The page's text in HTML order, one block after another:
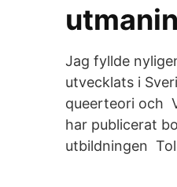
Jag fyllde
utvecklats i
queerteori och
har publicerat
utbildningen